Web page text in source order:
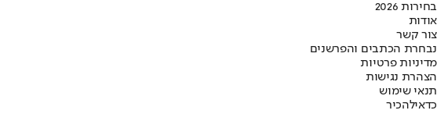
בחירות 2026
אודות
צור קשר
נבחרת הכתבים והפרשנים
מדיניות פרטיות
הצהרת נגישות
תנאי שימוש
כדאילהכיר